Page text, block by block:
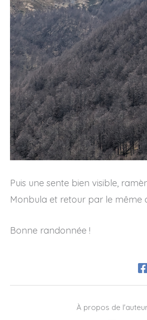
Puis une sente bien visible,
Monbula et retour par le même
Bonne randonnée !
À propos de